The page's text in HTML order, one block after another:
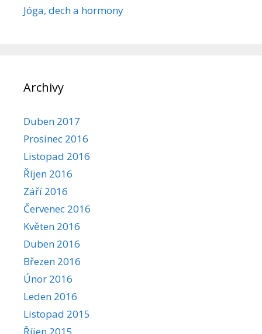
Jóga, dech a hormony
Archivy
Duben 2017
Prosinec 2016
Listopad 2016
Říjen 2016
Září 2016
Červenec 2016
Květen 2016
Duben 2016
Březen 2016
Únor 2016
Leden 2016
Listopad 2015
Říjen 2015